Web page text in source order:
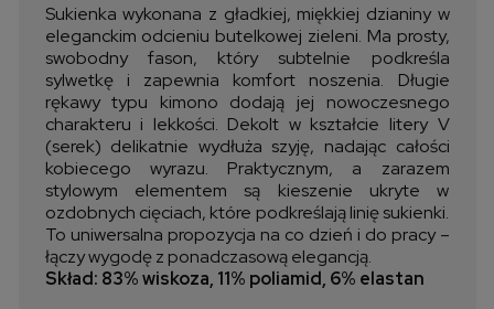
Sukienka wykonana z gładkiej, miękkiej dzianiny w
eleganckim odcieniu butelkowej zieleni. Ma prosty,
swobodny fason, który subtelnie podkreśla
sylwetkę i zapewnia komfort noszenia. Długie
rękawy typu kimono dodają jej nowoczesnego
charakteru i lekkości. Dekolt w kształcie litery V
(serek) delikatnie wydłuża szyję, nadając całości
kobiecego wyrazu. Praktycznym, a zarazem
stylowym elementem są kieszenie ukryte w
ozdobnych cięciach, które podkreślają linię sukienki.
To uniwersalna propozycja na co dzień i do pracy –
łączy wygodę z ponadczasową elegancją.
Skład: 83% wiskoza, 11% poliamid, 6% elastan